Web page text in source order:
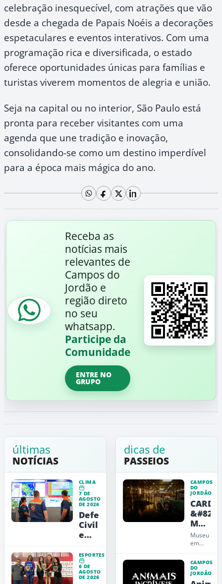
celebração inesquecível, com atrações que vão
desde a chegada de Papais Noéis a decorações
espetaculares e eventos interativos. Com uma
programação rica e diversificada, o estado
oferece oportunidades únicas para famílias e
turistas viverem momentos de alegria e união.
Seja na capital ou no interior, São Paulo está
pronta para receber visitantes com uma
agenda que une tradição e inovação,
consolidando-se como um destino imperdível
para a época mais mágica do ano.
Receba as
notícias mais
relevantes de
Campos do
Jordão e
região direto
no seu
whatsapp.
Participe da
Comunidade
ENTRE NO
GRUPO
últimas
NOTÍCIAS
CLIMA
7 DE
AGOSTO
DE 2026
Defesa
Civil
emite
vermelho
para
a
ESPORTES
6 DE
AGOSTO
DE 2026
dicas de
PASSEIOS
CAMPOS
DO
JORDÃO
CARDE
Museu
de
Arte,
e
Museu
em
do
Jordão
que
CAMPOS
DO
JORDÃO